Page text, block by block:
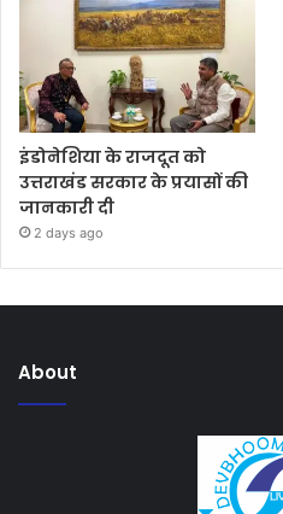
इंडोनेशिया के राजदूत को
उत्तराखंड सरकार के प्रयासों की
जानकारी दी
2 days ago
About